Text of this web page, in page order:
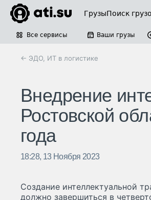
ГрузыПоиск
Все сервисы Ваши грузы
← ЭДО, ИТ в логистике
Внедрение
Ростовской
года
18:28, 13 Ноября 2023
Создание интеллектуальной
должно завершиться в